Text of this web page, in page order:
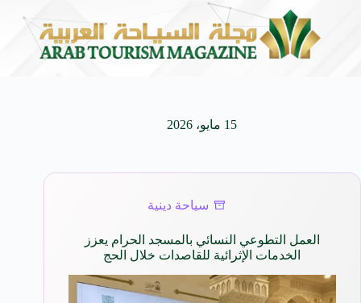
اللغة العربية 10 أغسطس 2026 تدشين منافسات بطولة موسم
15 مايو، 2026
سياحة دينية
العمل التطوعي النسائي بالمسجد الحرام يعزز
الخدمات الإثرائية للقاصدات خلال الحج